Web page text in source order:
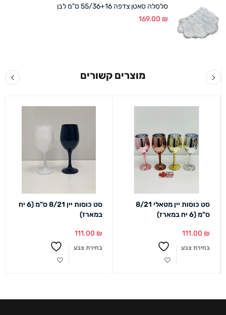
סלסלה סאטן צדפה 55/36+16 ס"מ לבן
169.00 ₪
מוצרים קשורים
סט כוסות יין מטאלי 8/21
ס"מ (6 יח במארז)
111.00 ₪
בחירת צבע
סט כוסות יין 8/21 ס"מ (6 יח
במארז)
111.00 ₪
בחירת צבע